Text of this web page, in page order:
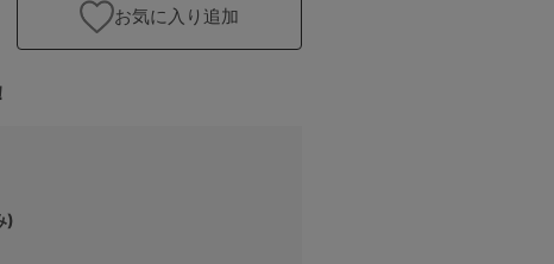
お気に入り追加
)